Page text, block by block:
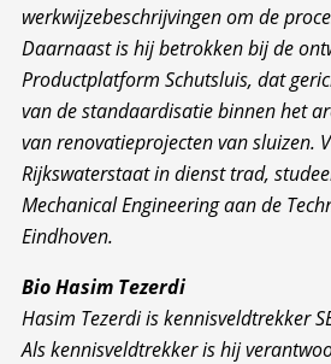
werkwijzebeschrijvingen om de
Daarnaast is hij betrokken bij de
Productplatform Schutsluis, dat
van de standaardisatie binnen het
van renovatieprojecten van sluizen.
Rijkswaterstaat in dienst trad,
Mechanical Engineering aan de
Eindhoven.
Bio Hasim Tezerdi
Hasim Tezerdi is kennisveldtrekker
Als kennisveldtrekker is hij